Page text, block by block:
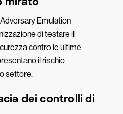
Emulation
di testare il
contro le ultime
il rischio
settore.
dei controlli di